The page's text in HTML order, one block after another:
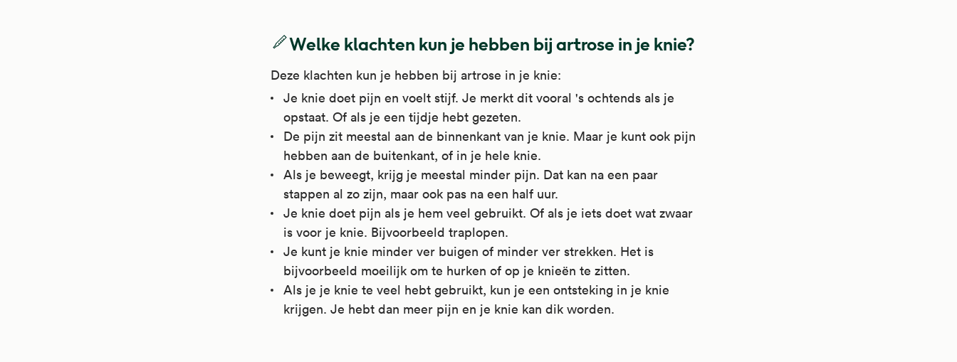
Welke klachten kun je hebben bij artrose in je knie?
Deze klachten kun je hebben bij artrose in je knie:
Je knie doet pijn en voelt stijf. Je merkt dit vooral 's ochtends als je
opstaat. Of als je een tijdje hebt gezeten.
De pijn zit meestal aan de binnenkant van je knie. Maar je kunt ook pijn
hebben aan de buitenkant, of in je hele knie.
Als je beweegt, krijg je meestal minder pijn. Dat kan na een paar
stappen al zo zijn, maar ook pas na een half uur.
Je knie doet pijn als je hem veel gebruikt. Of als je iets doet wat zwaar
is voor je knie. Bijvoorbeeld traplopen.
Je kunt je knie minder ver buigen of minder ver strekken. Het is
bijvoorbeeld moeilijk om te hurken of op je knieën te zitten.
Als je je knie te veel hebt gebruikt, kun je een ontsteking in je knie
krijgen. Je hebt dan meer pijn en je knie kan dik worden.